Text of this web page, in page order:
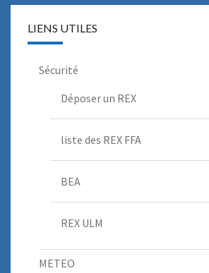
LIENS UTILES
Sécurité
Déposer un REX
liste des REX FFA
BEA
REX ULM
METEO